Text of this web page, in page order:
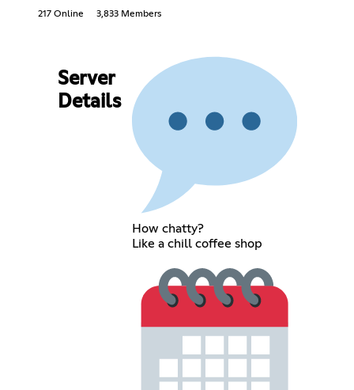
217 Online 3,833 Members
Server
Details
How chatty?
Like a chill coffee shop